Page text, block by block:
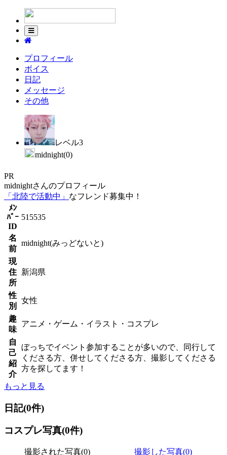
プロフィール
ボイス
日記
メッセージ
その他
レベル3
midnight(0)
PR
midnightさんのプロフィール
「北陸で活動中」 なフレンド募集中！
ﾒﾝ
ﾊﾞｰ
ID
515535
名
前
midnight(みっどないと)
現
住
所
新潟県
性
別
女性
趣
味
アニメ・ゲーム・イラスト・コスプレ
自
己
紹
介
ぼっちでイベント参加することが多いので、同行して
くださる方、併せしてくださる方、撮影してくださる
方を探してます！
もっと見る
日記(0件)
コスプレ写真(0件)
撮影された写真(0) 撮影した写真(0)